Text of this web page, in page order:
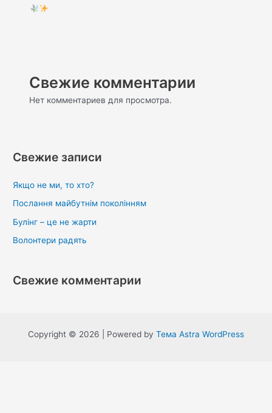
Свежие комментарии
Нет комментариев для просмотра.
Свежие записи
Якщо не ми, то хто?
Послання майбутнім поколінням
Булінг – це не жарти
Волонтери радять
Свежие комментарии
Copyright © 2026 | Powered by Тема Astra WordPress